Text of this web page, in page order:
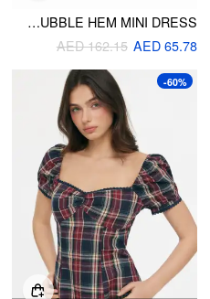
STRETCH DENIM HALTER NECKLINE TWO TONE BUBBLE HEM MINI DRESS
AED 65.78
AED 162.15
-60%